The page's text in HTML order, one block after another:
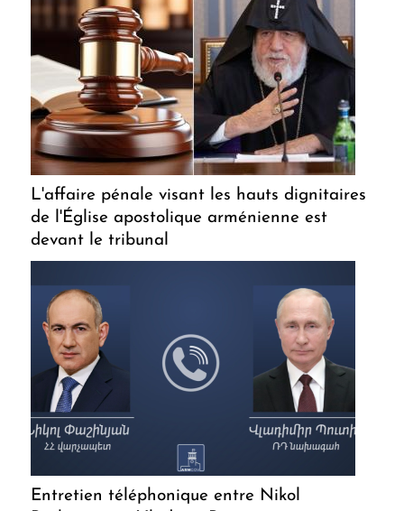
L'affaire pénale visant les hauts dignitaires
de l'Église apostolique arménienne est
devant le tribunal
Entretien téléphonique entre Nikol